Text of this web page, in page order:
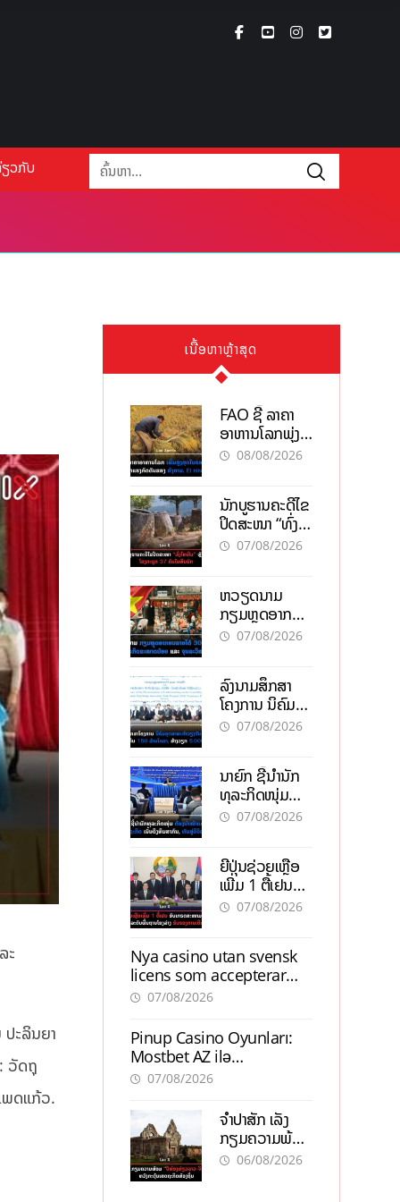
ວກັບ
ະ
ະລິນຍາ
ວັດຖຸ
ພດແກ້ວ.
ເນື້ອຫາຫຼ້າສຸດ
FAO ຊີ້ ລາຄາ
ອາຫານໂລກພຸ່ງ
ສູງສຸດໃນຮອບ 3
ສົງຄາມ, El
nino
08/08/2026
ນັກບູຮານຄະດີໄຂ
ປິດສະໜາ “ທົ່ງ
ໄຫຫີນ” ຫຼັງພົບ
07/08/2026
ຫວຽດນາມ
ກຽມຫຼຸດອາກອນ
ລາຍໄດ້ 30%
ແລະ ຈຸນລະ
ວິສາຫະກິດ
07/08/2026
ລົງນາມສຶກສາ
ໂຄງການ ນິຄົມ
ອຸດສາຫະກຳ
150 ລ້ານໂດລາ,
ສ້າງວຽກ 5.000
ຕຳແໜ່ງ
07/08/2026
ນາຍົກ ຊີ້ນຳນັກ
ທຸລະກິດໜຸ່ມ
ຕ້ອງນຳໜ້າແກ້
ສາກົນ, ຫັນສູ່ດິຈິ
ຕອນ
07/08/2026
ຍີ່ປຸ່ນຊ່ວຍເຫຼືອ
ເພີ່ມ 1 ຕື້ເຢນ
ອັບເກຣດ
ເຕີບໂຕ
07/08/2026
Nya casino utan svensk
licens som accepterar
Swish: En jämförelse
07/08/2026
Pinup Casino Oyunları:
Mostbet AZ ilə
Müqayisədə Nə Təqdim
07/08/2026
ຈຳປາສັກ ເລັ່ງ
ກຽມຄວາມພ້ອມ
“ປີທ່ອງທ່ຽວ
06/08/2026